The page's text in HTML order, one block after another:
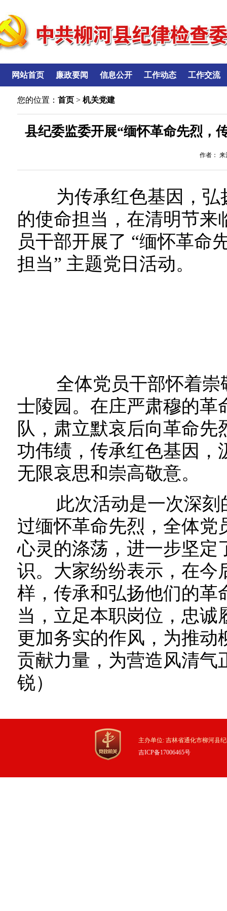
网站首页 廉政要闻 信息公开 工作动态 工作交流
您的位置：首页 >机关党建
县纪委监委开展“缅怀革命先烈，
作者： 来
为传承红色基因，弘
的使命担当，在清明节
员干部开展了 “缅怀革命
担当” 主题党日活动。
全体党员干部怀着崇
士陵园。在庄严肃穆的革
队，肃立默哀后向革命
功伟绩，传承红色基因，
无限哀思和崇高敬意。
此次活动是一次深刻
过缅怀革命先烈，全体党
心灵的涤荡，进一步坚定
识。大家纷纷表示，在今
样，传承和弘扬他们的革
当，立足本职岗位，忠
更加务实的作风，为推动
贡献力量，为营造风清气
锐）
主办单位: 吉林省通化市柳河县
吉ICP备17006465号